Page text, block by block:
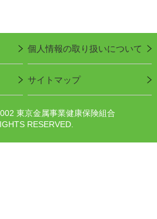
個人情報の取り扱いについて
サイトマップ
東京金属事業健康保険組合
RESERVED.